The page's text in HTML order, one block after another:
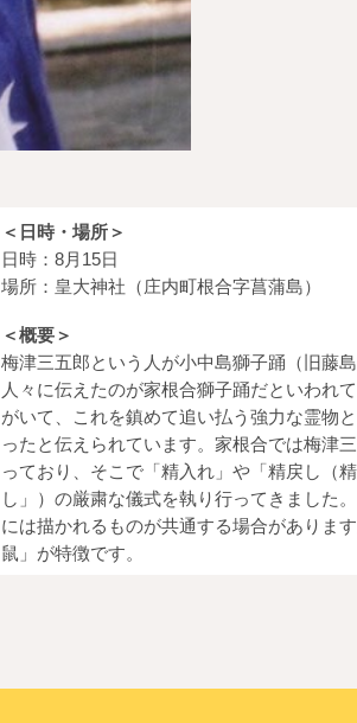
＜日時・場所＞
日時：8月15日
場所： 皇大神社（庄内町根合字菖蒲島）
＜概要＞
梅津三五郎という人が小中島獅子踊（旧藤
人々に伝えたのが家根合獅子踊だといわれ
がいて、これを鎮めて追い払う強力な霊物
ったと伝えられています。家根合では梅津
っており、そこで「精入れ」や「精戻し（
し」）の厳粛な儀式を執り行ってきました
には描かれるものが共通する場合がありま
鼠」が特徴です。